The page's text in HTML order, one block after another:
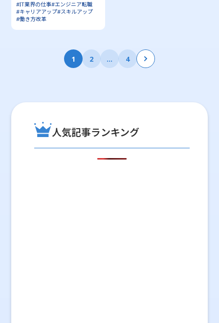
#IT業界の仕事#エンジニア転職
#キャリアアップ#スキルアップ
#働き方改革
ペ
1 2 … 4
人気記事ランキング